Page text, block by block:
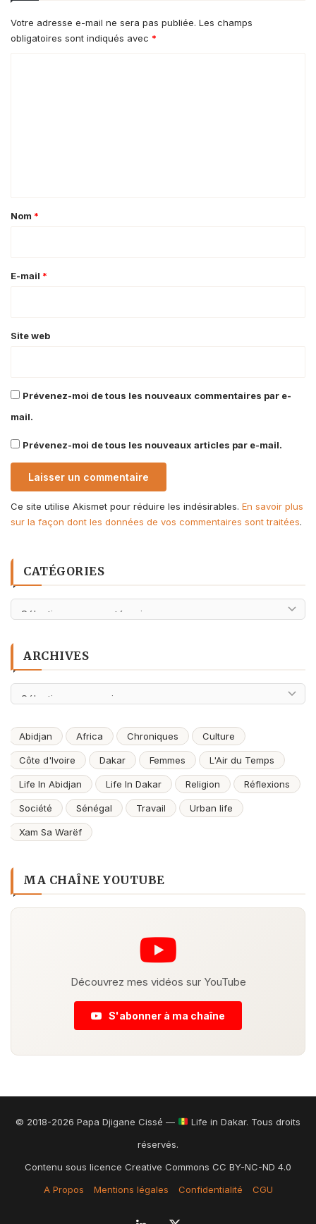
Votre adresse e-mail ne sera pas publiée. Les champs
obligatoires sont indiqués avec *
a
e
Nom *
E-mail *
Site web
Prévenez-moi de tous les nouveaux commentaires par e-
mail.
Prévenez-moi de tous les nouveaux articles par e-mail.
Ce site utilise Akismet pour réduire les indésirables. En savoir plus
sur la façon dont les données de vos commentaires sont traitées.
CATÉGORIES
Catégories
ARCHIVES
Archives
Abidjan Africa Chroniques Culture
Côte d'Ivoire Dakar Femmes L'Air du Temps
Life In Abidjan Life In Dakar Religion Réflexions
Société Sénégal Travail Urban life
Xam Sa Warëf
MA CHAÎNE YOUTUBE
Découvrez mes vidéos sur YouTube
S'abonner à ma chaîne
© 2018-2026 Papa Djigane Cissé —
Life in Dakar. Tous droits
réservés.
Contenu sous licence Creative Commons CC BY-NC-ND 4.0
A Propos
Mentions légales Confidentialité CGU